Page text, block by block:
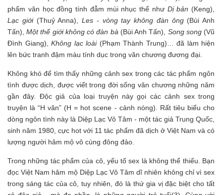
phẩm văn học đồng tính đẫm mùi nhục thể như Dị bản (Keng),
Lạc giới (Thuỷ Anna), Les - vòng tay không đàn ông (Bùi Anh
Tấn),Một thế giới không có đàn bà(Bùi Anh Tấn), Song song (Vũ
Đình Giang), Không lạc loài (Phạm Thành Trung)… đã làm hiện
lên bức tranh đậm màu tính dục trong văn chương đương đại.
Không khó để tìm thấy những cảnh sex trong các tác phẩm ngôn
tình được dịch, được viết trong đời sống văn chương những năm
gần đây. Độc giả của loại truyện này gọi các cảnh sex trong
truyện là “H văn” (H = hot scene - cảnh nóng). Rất tiêu biểu cho
dòng ngôn tình này là Diệp Lạc Vô Tâm - một tác giả Trung Quốc,
sinh năm 1980, cực hot với 11 tác phẩm đã dịch ở Việt Nam và có
lượng người hâm mộ vô cùng đông đảo.
Trong những tác phẩm của cô, yếu tố sex là không thể thiếu. Bạn
đọc Việt Nam hâm mộ Diệp Lạc Vô Tâm dĩ nhiên không chỉ vì sex
trong sáng tác của cô, tuy nhiên, đó là thứ gia vị đặc biệt cho tất